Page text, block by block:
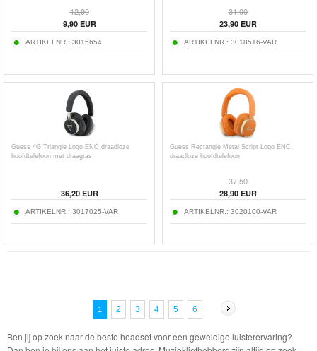
12,90
9,90EUR
ARTIKELNR.: 3015654
31,00
23,90EUR
ARTIKELNR.: 3018516-VAR
Guess 4G Triangle Logo ENC draadloze
hoofdtelefoon met draagtas
36,20EUR
ARTIKELNR.: 3017025-VAR
Guess Rectangle Metal Script Logo ENC
draadloze hoofdtelefoon
37,50
28,90EUR
ARTIKELNR.: 3020100-VAR
1 2 3 4 5 6
Ben jij op zoek naar de beste headset voor een geweldige luisterervaring?